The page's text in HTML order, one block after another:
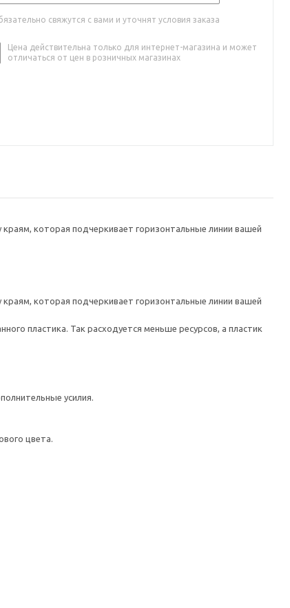
свяжутся с вами и уточнят условия заказа
Цена действительна только для интернет-магазина и может
отличаться от цен в розничных магазинах
которая подчеркивает горизонтальные линии вашей
которая подчеркивает горизонтальные линии вашей
пластика. Так расходуется меньше ресурсов, а пластик
усилия.
цвета.